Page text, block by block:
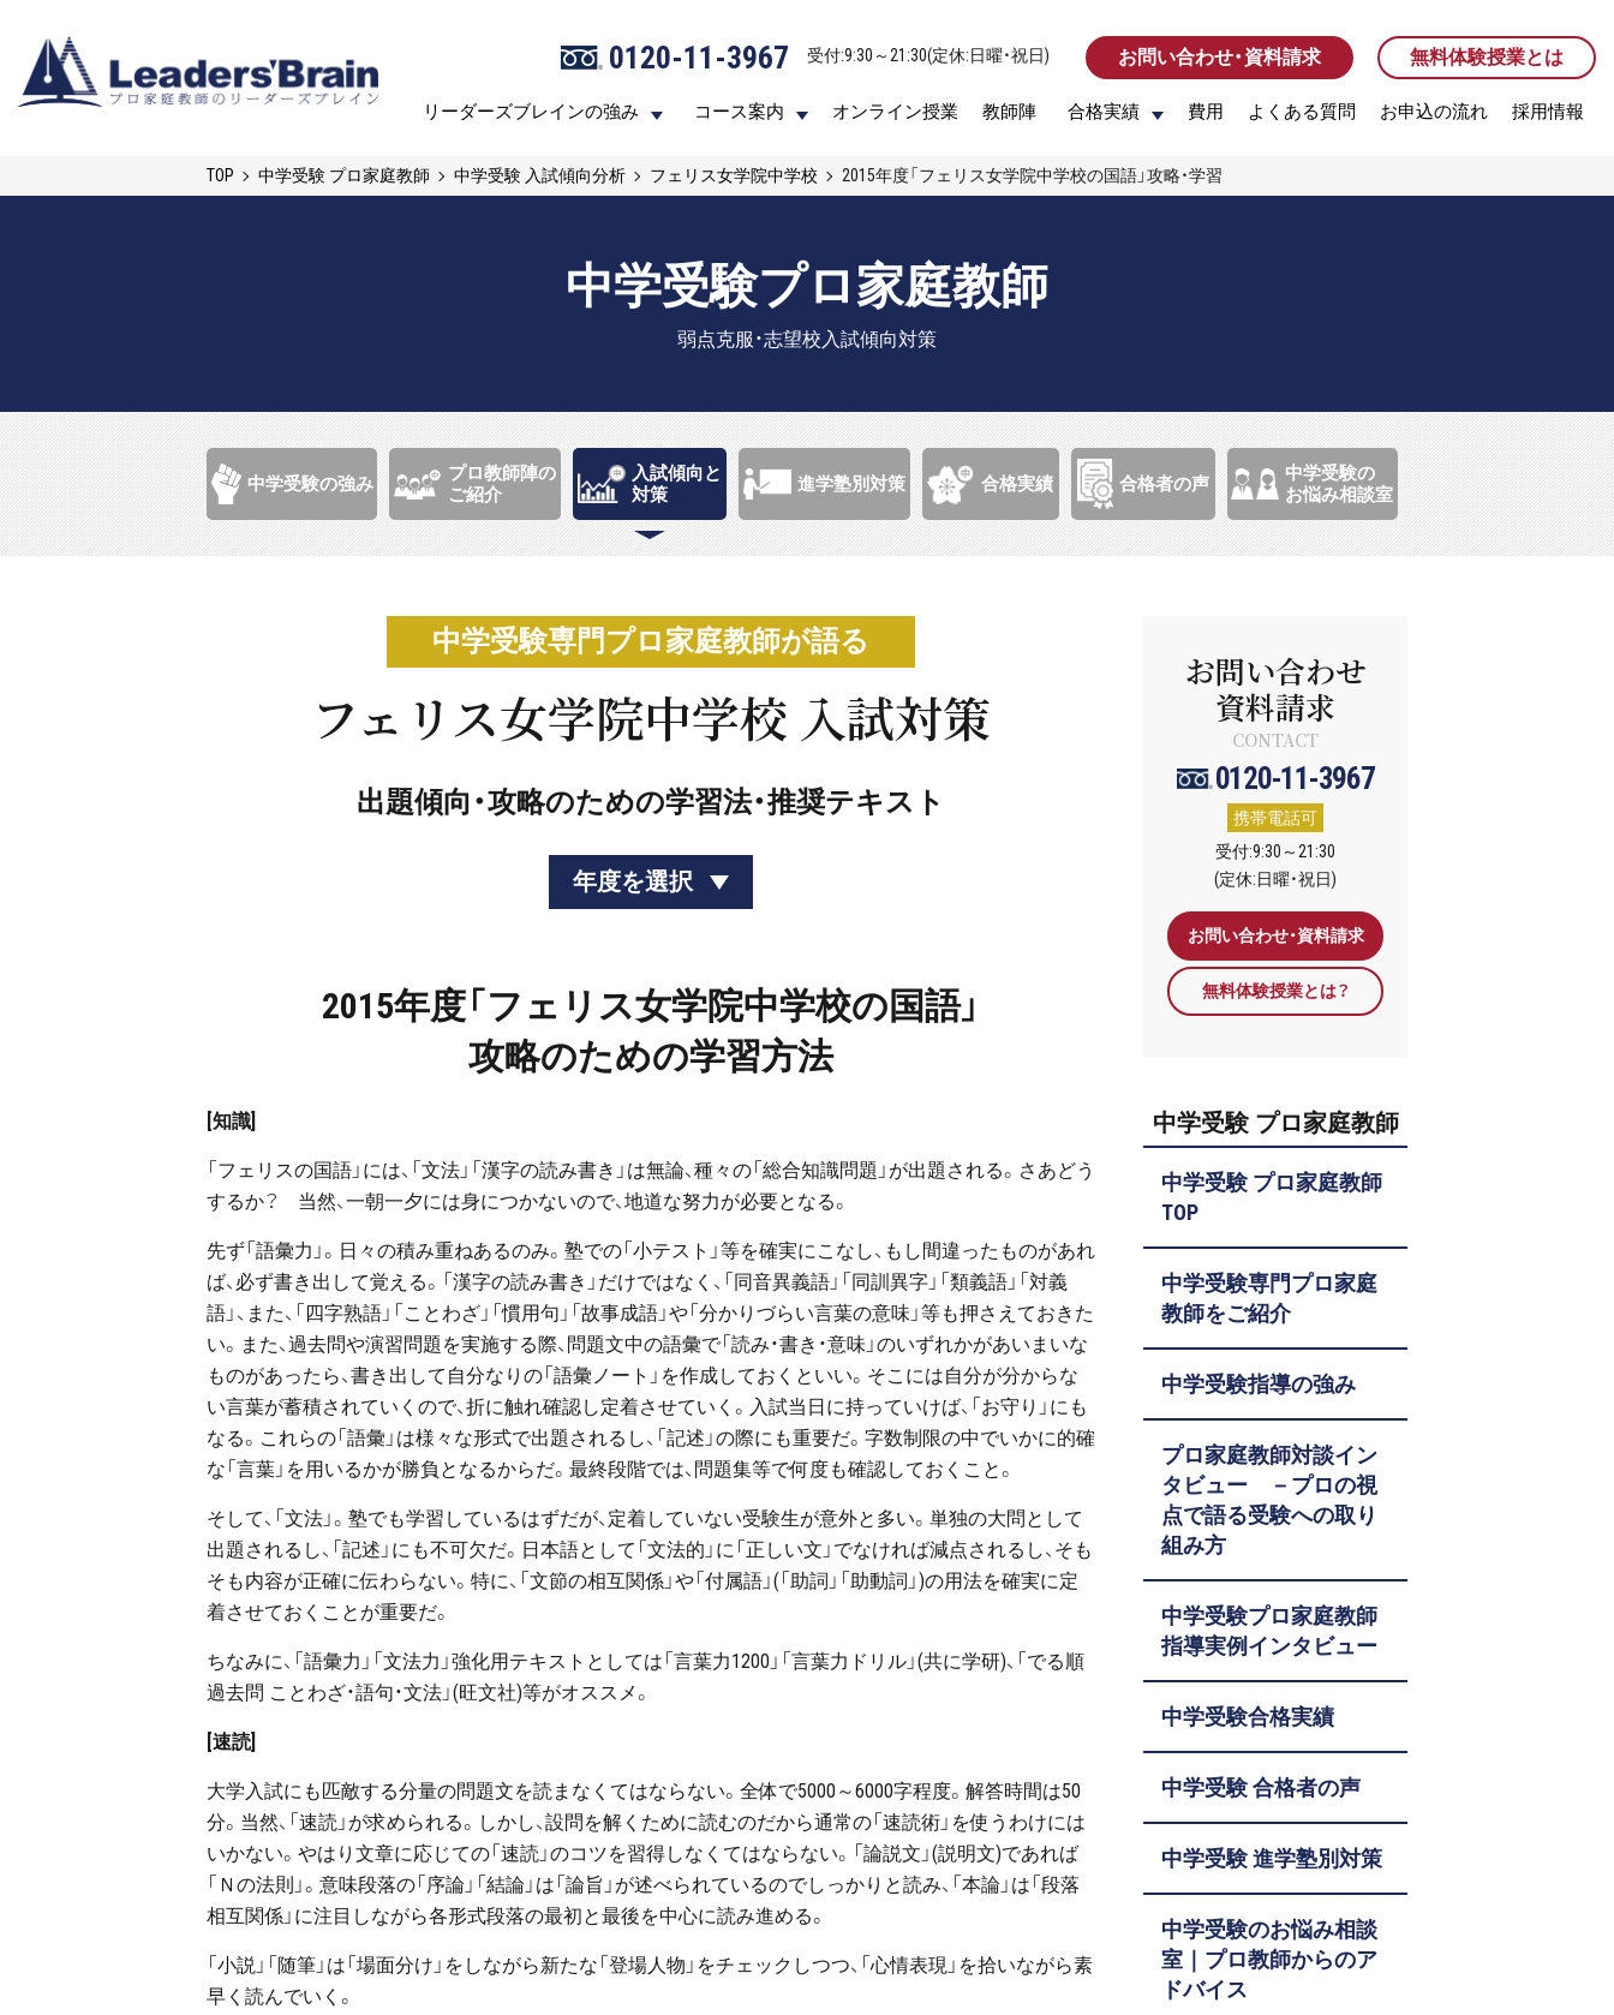
0120-11-3967 受付:9:30～21:30(定休:日曜・祝日) お問い合わせ・資料請求 無料体験授業とは
リーダーズブレインの強み コース案内 オンライン授業 教師陣 合格実績 費用 よくある質問 お申込の流れ 採用情報
0120-11-3967 受付:9:30～21:30(定休:日曜・祝日) お問い合わせ・資料請求 無料体験授業とは
リーダーズブレインの強み コース案内 オンライン授業 教師陣 合格実績 費用 よくある質問 お申込の流れ 採用情報
TOP 中学受験 プロ家庭教師 中学受験 入試傾向分析 フェリス女学院中学校 2015年度「フェリス女学院中学校の国語」攻略・学習
中学受験プロ家庭教師
弱点克服・志望校入試傾向対策
中学受験の強み
プロ教師陣の
ご紹介
入試傾向と
対策
進学塾別対策 合格実績 合格者の声
中学受験の
お悩み相談室
中学受験専門プロ家庭教師が語る
フェリス女学院中学校 入試対策
出題傾向・攻略のための学習法・推奨テキスト
年度を選択
2015年度「フェリス女学院中学校の国語」
攻略のための学習方法
[知識]
「フェリスの国語」には、「文法」「漢字の読み書き」は無論、種々の「総合知識問題」が出題される。さあどう
するか？ 当然、一朝一夕には身につかないので、地道な努力が必要となる。
先ず「語彙力」。日々の積み重ねあるのみ。塾での「小テスト」等を確実にこなし、もし間違ったものがあれ
ば、必ず書き出して覚える。「漢字の読み書き」だけではなく、「同音異義語」「同訓異字」「類義語」「対義
語」、また、「四字熟語」「ことわざ」「慣用句」「故事成語」や「分かりづらい言葉の意味」等も押さえておきた
い。また、過去問や演習問題を実施する際、問題文中の語彙で「読み・書き・意味」のいずれかがあいまいな
ものがあったら、書き出して自分なりの「語彙ノート」を作成しておくといい。そこには自分が分からな
い言葉が蓄積されていくので、折に触れ確認し定着させていく。入試当日に持っていけば、「お守り」にも
なる。これらの「語彙」は様々な形式で出題されるし、「記述」の際にも重要だ。字数制限の中でいかに的確
な「言葉」を用いるかが勝負となるからだ。最終段階では、問題集等で何度も確認しておくこと。
そして、「文法」。塾でも学習しているはずだが、定着していない受験生が意外と多い。単独の大問として
出題されるし、「記述」にも不可欠だ。日本語として「文法的」に「正しい文」でなければ減点されるし、そも
そも内容が正確に伝わらない。特に、「文節の相互関係」や「付属語」(「助詞」「助動詞」)の用法を確実に定
着させておくことが重要だ。
ちなみに、「語彙力」「文法力」強化用テキストとしては「言葉力1200」「言葉力ドリル」(共に学研)、「でる順
過去問 ことわざ・語句・文法」(旺文社)等がオススメ。
[速読]
大学入試にも匹敵する分量の問題文を読まなくてはならない。全体で5000～6000字程度。解答時間は50
分。当然、「速読」が求められる。しかし、設問を解くために読むのだから通常の「速読術」を使うわけには
いかない。やはり文章に応じての「速読」のコツを習得しなくてはならない。「論説文」(説明文)であれば
「Ｎの法則」。意味段落の「序論」「結論」は「論旨」が述べられているのでしっかりと読み、「本論」は「段落
相互関係」に注目しながら各形式段落の最初と最後を中心に読み進める。
「小説」「随筆」は「場面分け」をしながら新たな「登場人物」をチェックしつつ、「心情表現」を拾いながら素
早く読んでいく。
お問い合わせ
資料請求
CONTACT
0120-11-3967
携帯電話可
受付:9:30～21:30
(定休:日曜・祝日)
お問い合わせ・資料請求
無料体験授業とは？
中学受験 プロ家庭教師
中学受験 プロ家庭教師
TOP
中学受験専門プロ家庭
教師をご紹介
中学受験指導の強み
プロ家庭教師対談イン
タビュー －プロの視
点で語る受験への取り
組み方
中学受験プロ家庭教師
指導実例インタビュー
中学受験合格実績
中学受験 合格者の声
中学受験 進学塾別対策
中学受験のお悩み相談
室｜プロ教師からのア
ドバイス